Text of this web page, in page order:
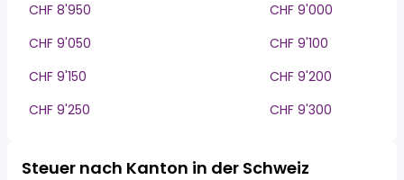
CHF 8'950
CHF 9'000
CHF 9'050
CHF 9'100
CHF 9'150
CHF 9'200
CHF 9'250
CHF 9'300
Steuer nach Kanton in der Schweiz